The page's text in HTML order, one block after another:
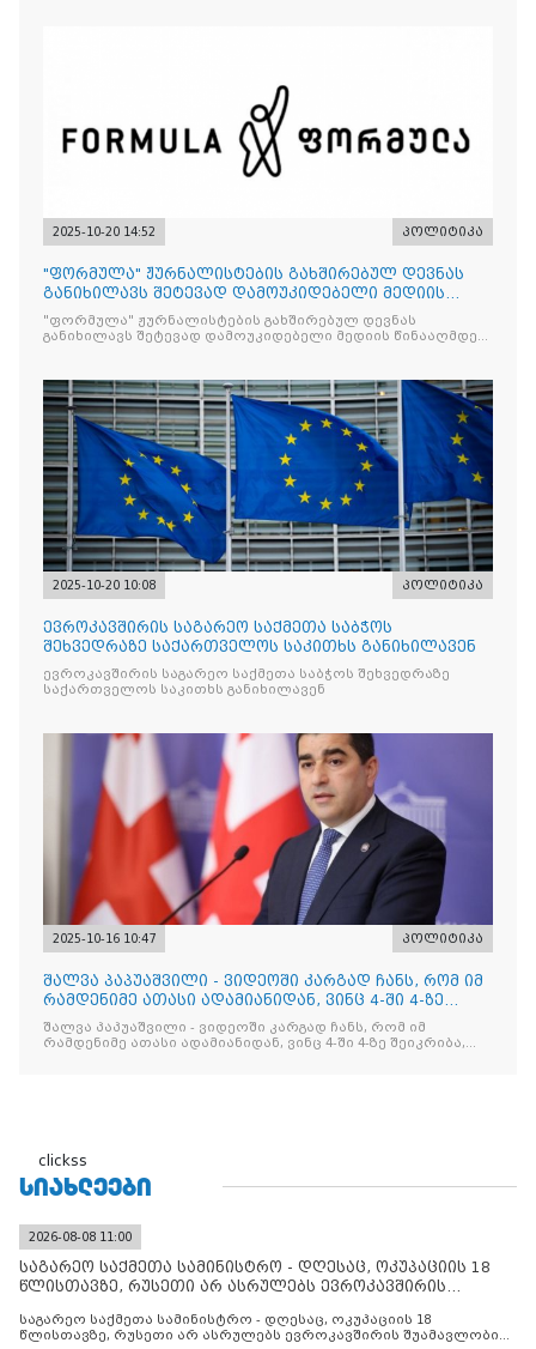
2025-10-20 14:52 პოლიტიკა
"ფორმულა" ჟურნალისტების გახშირებულ დევნას
განიხილავს შეტევად დამოუკიდებელი მედიის
წინააღმდ
"ფორმულა" ჟურნალისტების გახშირებულ დევნას
განიხილავს შეტევად დამოუკიდებელი მედიის წინააღმდეგ,
2025-10-20 10:08 პოლიტიკა
ევროკავშირის საგარეო საქმეთა საბჭოს
შეხვედრაზე საქართველოს საკითხს განიხილავენ
ევროკავშირის საგარეო საქმეთა საბჭოს შეხვედრაზე
საქართველოს საკითხს განიხილავენ
2025-10-16 10:47 პოლიტიკა
შალვა პაპუაშვილი - ვიდეოში კარგად ჩანს, რომ იმ
რამდენიმე ათასი ადამიანიდან, ვინც 4-ში 4-ზე
შეიკრიბა,
შალვა პაპუაშვილი - ვიდეოში კარგად ჩანს, რომ იმ
რამდენიმე ათასი ადამიანიდან, ვინც 4-ში 4-ზე შეიკრიბა,
clickss
ᲡᲘᲐᲮᲚᲔᲔᲑᲘ
2026-08-08 11:00
საგარეო საქმეთა სამინისტრო - დღესაც, ოკუპაციის 18
წლისთავზე, რუსეთი არ ასრულებს ევროკავშირის
საგარეო საქმეთა სამინისტრო - დღესაც, ოკუპაციის 18
წლისთავზე, რუსეთი არ ასრულებს ევროკავშირის შუამავლობით